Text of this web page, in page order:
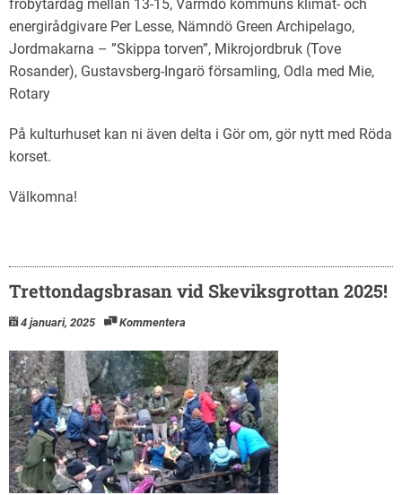
fröbytardag mellan 13-15, Värmdö kommuns klimat- och
energirådgivare Per Lesse, Nämndö Green Archipelago,
Jordmakarna – ”Skippa torven”, Mikrojordbruk (Tove
Rosander), Gustavsberg-Ingarö församling, Odla med Mie,
Rotary
På kulturhuset kan ni även delta i Gör om, gör nytt med Röda
korset.
Välkomna!
Trettondagsbrasan vid Skeviksgrottan 2025!
4 januari, 2025 Kommentera